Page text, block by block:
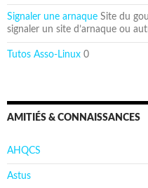
Signaler une arnaque Site du
signaler un site d’arnaque ou
Tutos Asso-Linux 0
AMITIÉS & CONNAISSANCES
AHQCS
Astus